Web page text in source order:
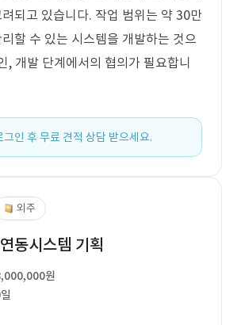
되고 있습니다. 작업 범위는 약 30만
할 수 있는 시스템을 개발하는 것으
, 개발 단계에서의 협의가 필요합니
그인 후 무료 견적 상담 받으세요.
외주
동시스템 기획
원